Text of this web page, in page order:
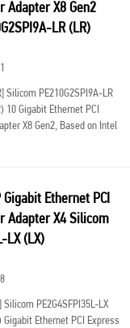
Adapter X8 Gen2
LR (LR)
Silicom PE210G2SPI9A-LR
10 Gigabit Ethernet PCI
X8 Gen2, Based on Intel
on board support for Fiber
Gigabit Ethernet PCI
Adapter X4 Silicom
LX (LX)
Silicom PE2G4SFPI35L-LX
Gigabit Ethernet PCI Express